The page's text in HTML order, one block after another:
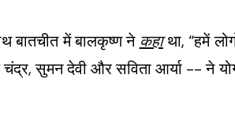
बातचीत में बालकृष्ण ने कहाथा, “हमें
चंद्र, सुमन देवी और सविता आर्या -- ने